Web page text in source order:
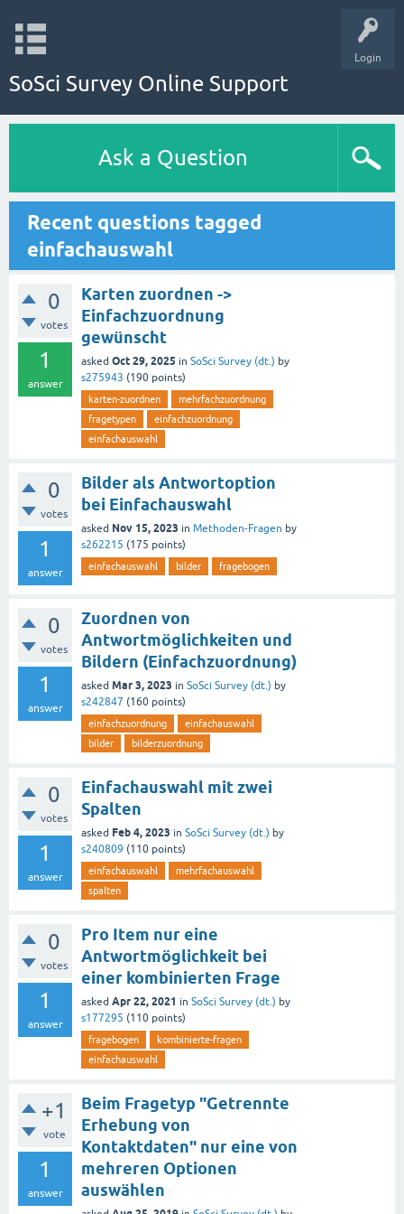
Login
SoSci Survey Online Support
Ask a Question
Recent questions tagged
einfachauswahl
0
votes
1
answer
Karten zuordnen ->
Einfachzuordnung
gewünscht
asked Oct 29, 2025 in SoSci Survey (dt.) by
s275943 (190 points)
karten-zuordnen
mehrfachzuordnung
fragetypen
einfachzuordnung
einfachauswahl
0
votes
1
answer
Bilder als Antwortoption
bei Einfachauswahl
asked Nov 15, 2023 in Methoden-Fragen by
s262215 (175 points)
einfachauswahl bilder fragebogen
0
votes
1
answer
Zuordnen von
Antwortmöglichkeiten und
Bildern (Einfachzuordnung)
asked Mar 3, 2023 in SoSci Survey (dt.) by
s242847 (160 points)
einfachzuordnung
einfachauswahl
bilder
bilderzuordnung
0
votes
1
answer
Einfachauswahl mit zwei
Spalten
asked Feb 4, 2023 in SoSci Survey (dt.) by
s240809 (110 points)
einfachauswahl
mehrfachauswahl
spalten
0
votes
1
answer
Pro Item nur eine
Antwortmöglichkeit bei
einer kombinierten Frage
asked Apr 22, 2021 in SoSci Survey (dt.) by
s177295 (110 points)
fragebogen
kombinierte-fragen
einfachauswahl
+1
vote
1
answer
Beim Fragetyp "Getrennte
Erhebung von
Kontaktdaten" nur eine von
mehreren Optionen
auswählen